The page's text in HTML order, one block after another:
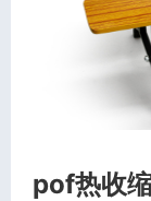
pof热收